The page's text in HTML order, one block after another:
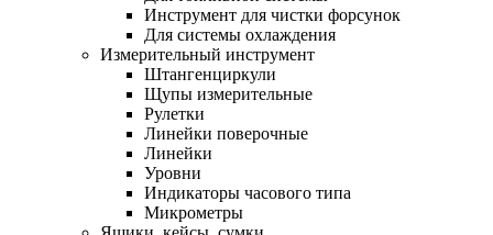
Инструмент для чистки форсунок
Для системы охлаждения
Измерительный инструмент
Штангенциркули
Щупы измерительные
Рулетки
Линейки поверочные
Линейки
Уровни
Индикаторы часового типа
Микрометры